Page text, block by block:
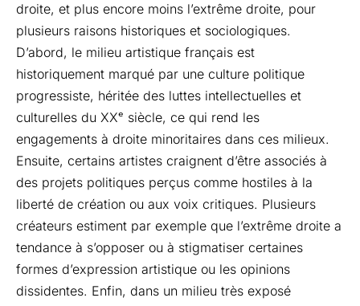
droite, et plus encore moins l’extrême droite, pour
plusieurs raisons historiques et sociologiques.
D’abord, le milieu artistique français est
historiquement marqué par une culture politique
progressiste, héritée des luttes intellectuelles et
culturelles du XXᵉ siècle, ce qui rend les
engagements à droite minoritaires dans ces milieux.
Ensuite, certains artistes craignent d’être associés à
des projets politiques perçus comme hostiles à la
liberté de création ou aux voix critiques. Plusieurs
créateurs estiment par exemple que l’extrême droite a
tendance à s’opposer ou à stigmatiser certaines
formes d’expression artistique ou les opinions
dissidentes. Enfin, dans un milieu très exposé